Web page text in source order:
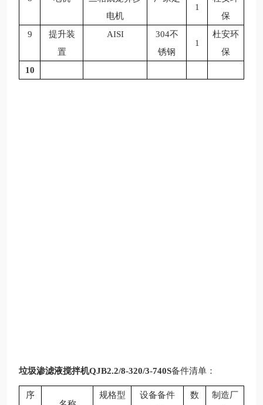
电机
1
保
9
提升装
置
AISI
304不
锈钢
1
杜安环
保
10
垃圾渗滤液搅拌机QJB2.2/8-320/3-740S备件清单：
序
规格型
设备备件
数
制造厂